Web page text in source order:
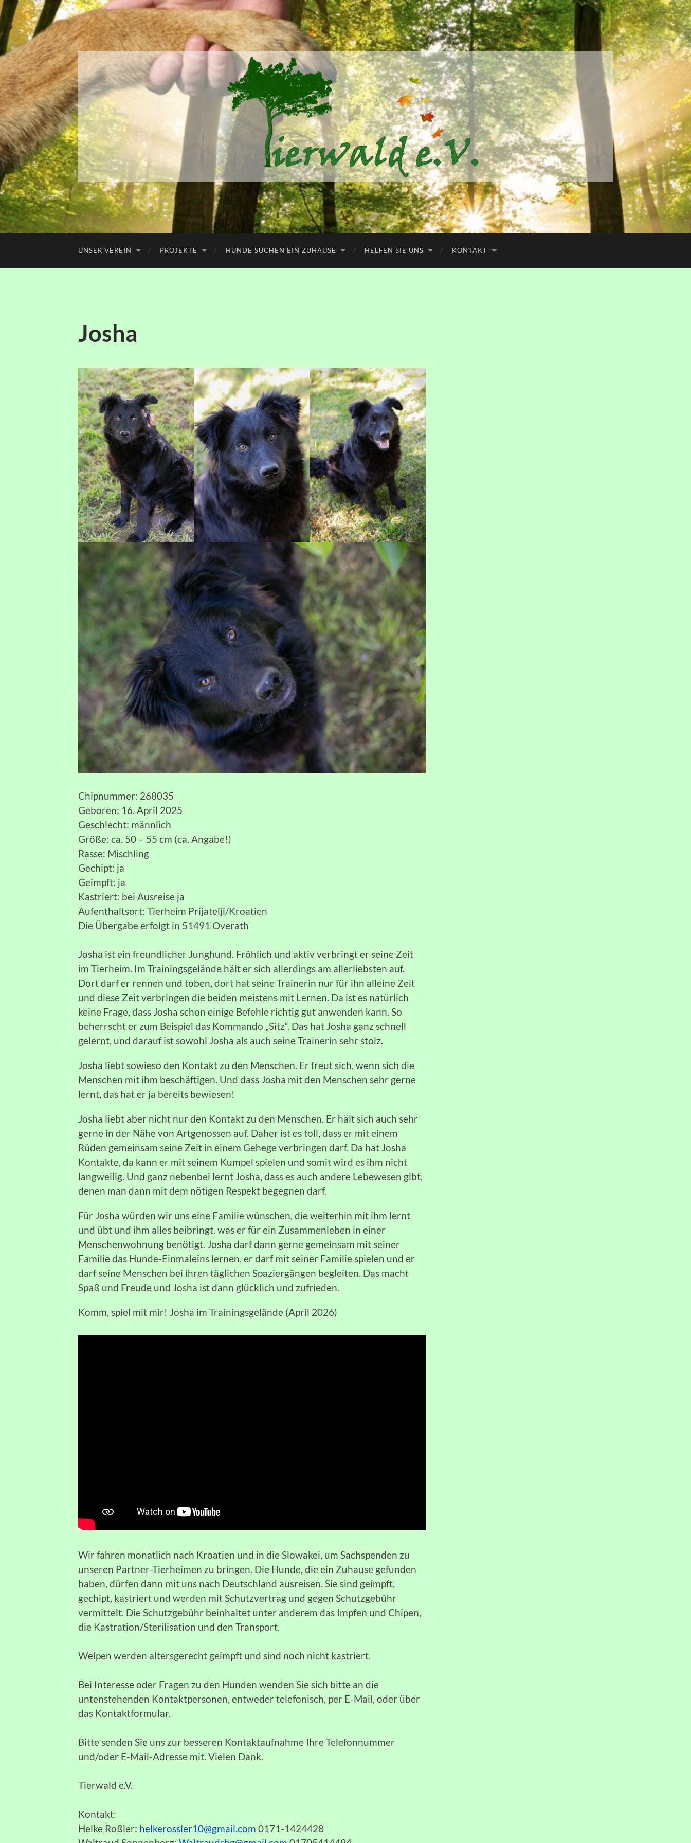
Tierwald
e.V.
UNSER VEREIN PROJEKTE HUNDE SUCHEN EIN ZUHAUSE HELFEN SIE UNS KONTAKT
Josha
Chipnummer: 268035
Geboren: 16. April 2025
Geschlecht: männlich
Größe: ca. 50 – 55 cm (ca. Angabe!)
Rasse: Mischling
Gechipt: ja
Geimpft: ja
Kastriert: bei Ausreise ja
Aufenthaltsort: Tierheim Prijatelji/Kroatien
Die Übergabe erfolgt in 51491 Overath
Josha ist ein freundlicher Junghund. Fröhlich und aktiv verbringt er seine Zeit
im Tierheim. Im Trainingsgelände hält er sich allerdings am allerliebsten auf.
Dort darf er rennen und toben, dort hat seine Trainerin nur für ihn alleine Zeit
und diese Zeit verbringen die beiden meistens mit Lernen. Da ist es natürlich
keine Frage, dass Josha schon einige Befehle richtig gut anwenden kann. So
beherrscht er zum Beispiel das Kommando „Sitz“. Das hat Josha ganz schnell
gelernt, und darauf ist sowohl Josha als auch seine Trainerin sehr stolz.
Josha liebt sowieso den Kontakt zu den Menschen. Er freut sich, wenn sich die
Menschen mit ihm beschäftigen. Und dass Josha mit den Menschen sehr gerne
lernt, das hat er ja bereits bewiesen!
Josha liebt aber nicht nur den Kontakt zu den Menschen. Er hält sich auch sehr
gerne in der Nähe von Artgenossen auf. Daher ist es toll, dass er mit einem
Rüden gemeinsam seine Zeit in einem Gehege verbringen darf. Da hat Josha
Kontakte, da kann er mit seinem Kumpel spielen und somit wird es ihm nicht
langweilig. Und ganz nebenbei lernt Josha, dass es auch andere Lebewesen gibt,
denen man dann mit dem nötigen Respekt begegnen darf.
Für Josha würden wir uns eine Familie wünschen, die weiterhin mit ihm lernt
und übt und ihm alles beibringt. was er für ein Zusammenleben in einer
Menschenwohnung benötigt. Josha darf dann gerne gemeinsam mit seiner
Familie das Hunde-Einmaleins lernen, er darf mit seiner Familie spielen und er
darf seine Menschen bei ihren täglichen Spaziergängen begleiten. Das macht
Spaß und Freude und Josha ist dann glücklich und zufrieden.
Komm, spiel mit mir! Josha im Trainingsgelände (April 2026)
Wir fahren monatlich nach Kroatien und in die Slowakei, um Sachspenden zu
unseren Partner-Tierheimen zu bringen. Die Hunde, die ein Zuhause gefunden
haben, dürfen dann mit uns nach Deutschland ausreisen. Sie sind geimpft,
gechipt, kastriert und werden mit Schutzvertrag und gegen Schutzgebühr
vermittelt. Die Schutzgebühr beinhaltet unter anderem das Impfen und Chipen,
die Kastration/Sterilisation und den Transport.
Welpen werden altersgerecht geimpft und sind noch nicht kastriert.
Bei Interesse oder Fragen zu den Hunden wenden Sie sich bitte an die
untenstehenden Kontaktpersonen, entweder telefonisch, per E-Mail, oder über
das Kontaktformular.
Bitte senden Sie uns zur besseren Kontaktaufnahme Ihre Telefonnummer
und/oder E-Mail-Adresse mit. Vielen Dank.
Tierwald e.V.
Kontakt:
Helke Roßler: helkerossler10@gmail.com 0171-1424428